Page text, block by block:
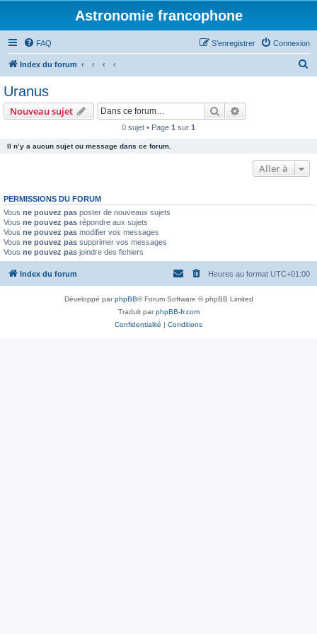
Astronomie francophone
FAQ Connexion
S’enregistrer
Index du forum
Uranus
Nouveau sujet Rechercher
0 sujet • Page 1 sur 1
Il n’y a aucun sujet ou message dans ce forum.
Aller à
PERMISSIONS DU FORUM
Vous ne pouvez pas poster de nouveaux sujets
Vous ne pouvez pas répondre aux sujets
Vous ne pouvez pas modifier vos messages
Vous ne pouvez pas supprimer vos messages
Vous ne pouvez pas joindre des fichiers
Index du forum Heures au format UTC+01:00
Développé parphpBB® Forum Software © phpBB Limited
Traduit parphpBB-fr.com
Confidentialité | Conditions